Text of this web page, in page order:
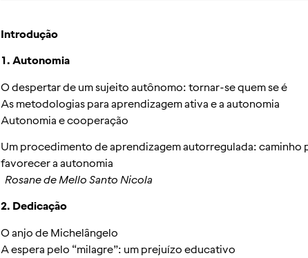
Introdução
1. Autonomia
O despertar de um sujeito autônomo: tornar-se quem se é
As metodologias para aprendizagem ativa e a autonomia
Autonomia e cooperação
Um procedimento de aprendizagem autorregulada: caminho
favorecer a autonomia
Rosane de Mello Santo Nicola
2. Dedicação
O anjo de Michelângelo
A espera pelo “milagre”: um prejuízo educativo